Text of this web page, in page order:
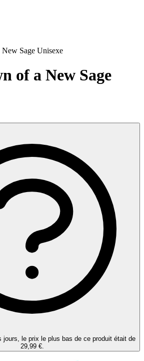
Sage Unisexe
of a New Sage
jours, le prix le plus bas de ce produit était de
29,99 €.